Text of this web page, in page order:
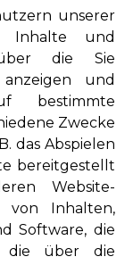
unserer
Inhalte und
über die Sie
und
bestimmte
Zwecke
das Abspielen
bereitgestellt
Website-
von Inhalten,
Software, die
die über die